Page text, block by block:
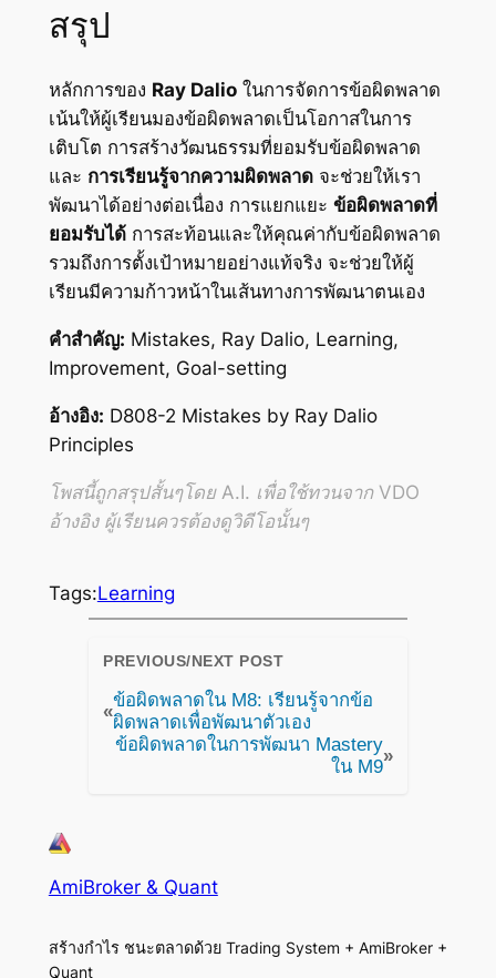
สรุป
หลักการของ Ray Dalioในการจัดการข้อผิดพลาด
เน้นให้ผู้เรียนมองข้อผิดพลาดเป็นโอกาสในการ
เติบโต การสร้างวัฒนธรรมที่ยอมรับข้อผิดพลาด
และ การเรียนรู้จากความผิดพลาดจะช่วยให้เรา
พัฒนาได้อย่างต่อเนื่อง การแยกแยะ ข้อผิดพลาดที่
ยอมรับได้การสะท้อนและให้คุณค่ากับข้อผิดพลาด
รวมถึงการตั้งเป้าหมายอย่างแท้จริง จะช่วยให้ผู้
เรียนมีความก้าวหน้าในเส้นทางการพัฒนาตนเอง
คำสำคัญ: Mistakes, Ray Dalio, Learning,
Improvement, Goal-setting
อ้างอิง: D808-2 Mistakes by Ray Dalio
Principles
โพสนี้ถูกสรุปสั้นๆโดย A.I. เพื่อใช้ทวนจาก VDO
อ้างอิง ผู้เรียนควรต้องดูวิดีโอนั้นๆ
Tags:Learning
PREVIOUS/NEXT POST
«
ข้อผิดพลาดใน M8: เรียนรู้จากข้อ
ผิดพลาดเพื่อพัฒนาตัวเอง
ข้อผิดพลาดในการพัฒนา Mastery
ใน M9
»
AmiBroker & Quant
สร้างกำไร ชนะตลาดด้วย Trading System + AmiBroker +
Quant